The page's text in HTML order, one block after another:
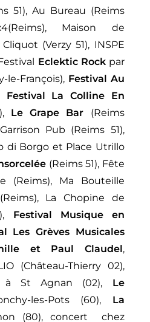
51), Au Bureau (Reims
Maison de
(Verzy 51), INSPE
Eclektic Rockpar
le-François), Festival Au
Festival La Colline En
Le Grape Bar (Reims
Pub (Reims 51),
di Borgo et Place Utrillo
(Reims 51), Fête
(Reims), Ma Bouteille
La Chopine de
Festival Musique en
Les Grèves Musicales
et Paul Claudel,
(Château-Thierry 02),
à St Agnan (02), Le
les-Pots (60), La
(80), concert chez